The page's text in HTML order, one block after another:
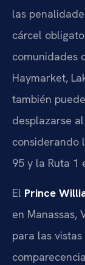
las
cárcel
comunidades
Haymarket,
también
desplazarse
considerando
95 y la Ruta 1
El Prince
en Manassas,
para las